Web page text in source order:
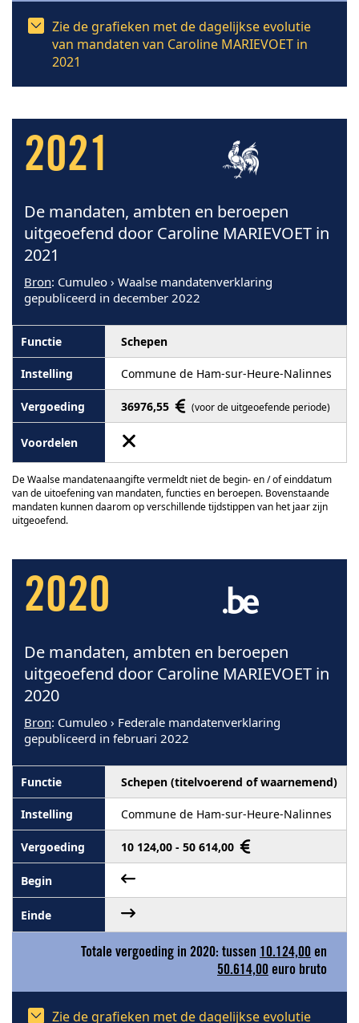
Zie de grafieken met de dagelijkse evolutie
van mandaten van Caroline MARIEVOET in
2021
2021
De mandaten, ambten en beroepen
uitgeoefend door Caroline MARIEVOET in
2021
Bron: Cumuleo › Waalse mandatenverklaring
gepubliceerd in december 2022
Schepen
Commune de Ham-sur-Heure-Nalinnes
36976,55 (voor de uitgeoefende periode)
De Waalse mandatenaangifte vermeldt niet de begin- en / of einddatum
van de uitoefening van mandaten, functies en beroepen. Bovenstaande
mandaten kunnen daarom op verschillende tijdstippen van het jaar zijn
uitgeoefend.
2020
De mandaten, ambten en beroepen
uitgeoefend door Caroline MARIEVOET in
2020
Bron: Cumuleo › Federale mandatenverklaring
gepubliceerd in februari 2022
Schepen (titelvoerend of waarnemend)
Commune de Ham-sur-Heure-Nalinnes
10 124,00 - 50 614,00
Totale vergoeding in 2020: tussen 10.124,00 en
50.614,00 euro bruto
Zie de grafieken met de dagelijkse evolutie